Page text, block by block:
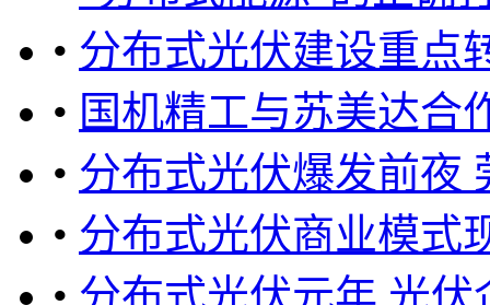
• 分布式光伏建设重点
• 国机精工与苏美达合
• 分布式光伏爆发前夜
• 分布式光伏商业模式